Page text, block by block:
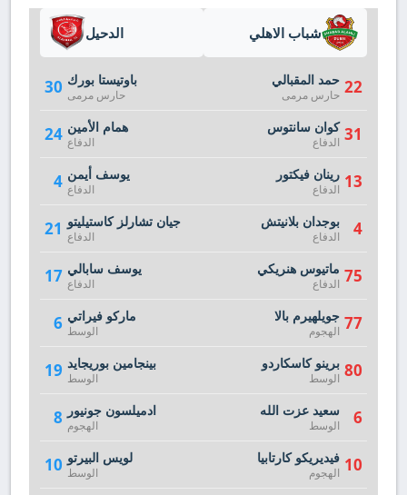
الدحيل
30 باوتيستا بورك
حارس مرمى
24 همام الأمين
الدفاع
4 يوسف أيمن
الدفاع
21 جيان تشارلز كاستيليتو
الدفاع
17 يوسف سابالي
الدفاع
6 ماركو فيراتي
الوسط
19 بينجامين بوريجايد
الوسط
8 ادميلسون جونيور
الهجوم
10 لويس البيرتو
الوسط
شباب الاهلي
22 حمد المقبالي
حارس مرمى
31 كوان سانتوس
الدفاع
13 رينان فيكتور
الدفاع
4 بوجدان بلانيتش
الدفاع
75 ماتيوس هنريكي
الدفاع
77 جويلهيرم بالا
الهجوم
80 برينو كاسكاردو
الوسط
6 سعید عزت الله
الوسط
10 فيديريكو كارتابيا
الهجوم